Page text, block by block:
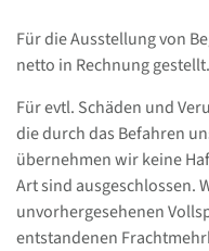
Für die Ausstellung von
netto in Rechnung gestellt.
Für evtl. Schäden und
die durch das Befahren
übernehmen wir keine
Art sind ausgeschlossen.
unvorhergesehenen
entstandenen